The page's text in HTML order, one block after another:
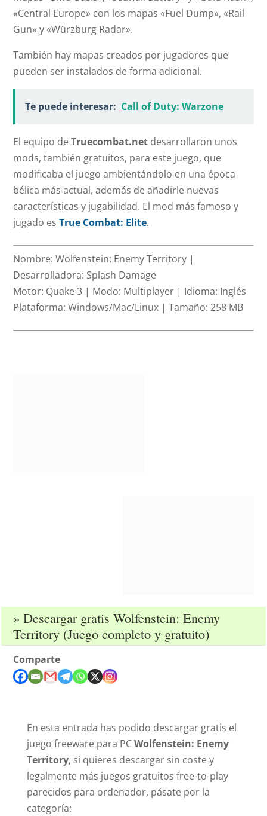
«Central Europe» con los mapas «Fuel Dump», «Rail
Gun» y «Würzburg Radar».
También hay mapas creados por jugadores que
pueden ser instalados de forma adicional.
Te puede interesar: Call of Duty: Warzone
El equipo deTruecombat.net desarrollaron unos
mods, también gratuitos, para este juego, que
modificaba el juego ambientándolo en una época
bélica más actual, además de añadirle nuevas
características y jugabilidad. El mod más famoso y
jugado esTrue Combat: Elite.
Nombre:Wolfenstein: Enemy Territory |
Desarrolladora: Splash Damage
Motor: Quake 3 | Modo: Multiplayer | Idioma: Inglés
Plataforma:Windows/Mac/Linux |Tamaño:258 MB
» Descargar gratis Wolfenstein: Enemy
Territory (Juego completo y gratuito)
Comparte
En esta entrada has podido descargar gratis el
juego freeware para PCWolfenstein: Enemy
Territory, si quieres descargar sin coste y
legalmente más juegos gratuitos free-to-play
parecidos para ordenador, pásate por la
categoría: